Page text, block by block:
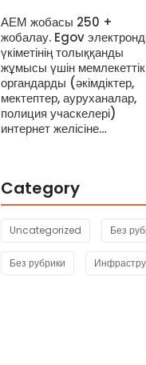
АЕМ жобасы 250 +
жобалау. Egov
үкіметінің толыққанды
жұмысы үшін мемлекеттік
органдарды (әкімдіктер,
мектептер, ауруханалар,
полиция учаскелері)
интернет желісіне…
Category
Uncategorized Без
Без рубрики